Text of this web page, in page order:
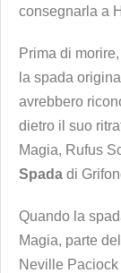
consegnarla a
Prima di
la spada
avrebbero
dietro il suo
Magia, Rufus
Spada di
Quando la
Magia, parte
Neville Paciock